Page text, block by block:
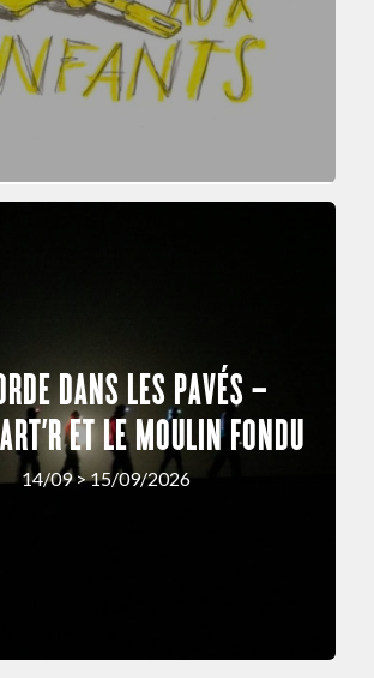
DANS LES PAVÉS –
ET LE MOULIN FONDU
14/09 > 15/09/2026